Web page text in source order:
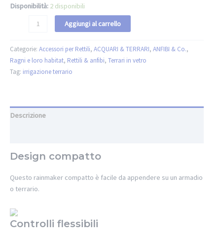
Disponibilità: 2 disponibili
Aggiungi al carrello
Categorie: Accessori per Rettili, ACQUARI & TERRARI, ANFIBI & Co.,
Ragni e loro habitat, Rettili & anfibi, Terrari in vetro
Tag: irrigazione terrario
Descrizione
Design compatto
Questo rainmaker compatto è facile da appendere su un armadio
o terrario.
Controlli flessibili